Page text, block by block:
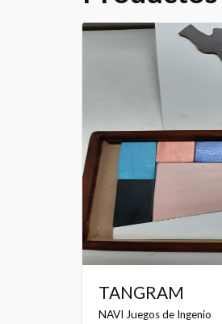
TANGRAM
NAVI Juegos de Ingenio